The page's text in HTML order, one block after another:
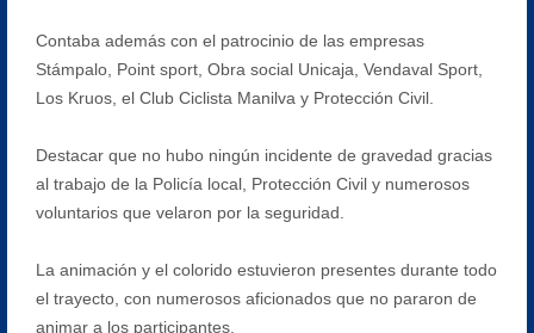
Contaba además con el patrocinio de las empresas
Stámpalo, Point sport, Obra social Unicaja, Vendaval Sport,
Los Kruos, el Club Ciclista Manilva y Protección Civil.
Destacar que no hubo ningún incidente de gravedad gracias
al trabajo de la Policía local, Protección Civil y numerosos
voluntarios que velaron por la seguridad.
La animación y el colorido estuvieron presentes durante todo
el trayecto, con numerosos aficionados que no pararon de
animar a los participantes.